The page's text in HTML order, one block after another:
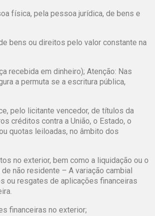
física, pela pessoa jurídica, de bens e
bens ou direitos pelo valor constante na
recebida em dinheiro); Atenção: Nas
a permuta se a escritura pública,
pelo licitante vencedor, de títulos da
créditos contra a União, o Estado, o
quotas leiloadas, no âmbito dos
no exterior, bem como a liquidação ou o
não residente – A variação cambial
ou resgates de aplicações financeiras
financeiras no exterior;